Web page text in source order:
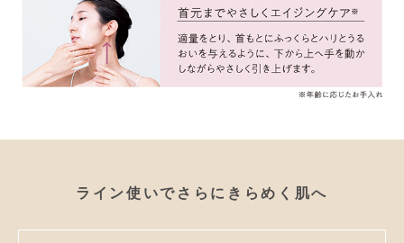
ライン使いでさらにきらめく肌へ